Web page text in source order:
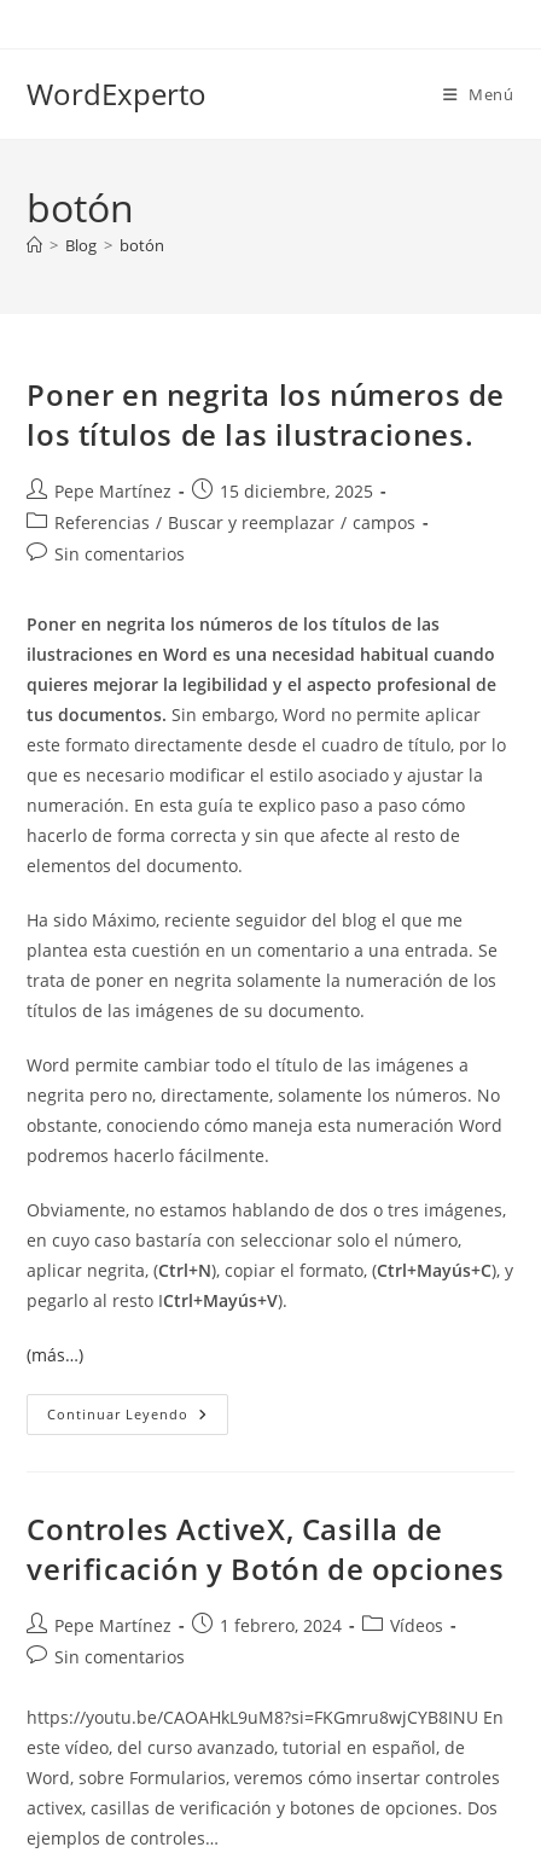
WordExperto Menú
botón
> Blog > botón
Poner en negrita los números de
los títulos de las ilustraciones.
Autor
de
la
entrada:
Pepe Martínez
Publicación
de
15 diciembre, 2025
Categoría
de
Referencias / Buscar y reemplazar / campos
Comentarios
entrada:
Sin comentarios
Poner en negrita los números de los títulos de las
ilustraciones en Word es una necesidad habitual cuando
quieres mejorar la legibilidad y el aspecto profesional de
tus documentos. Sin embargo, Word no permite aplicar
este formato directamente desde el cuadro de título, por lo
que es necesario modificar el estilo asociado y ajustar la
numeración. En esta guía te explico paso a paso cómo
hacerlo de forma correcta y sin que afecte al resto de
elementos del documento.
Ha sido Máximo, reciente seguidor del blog el que me
plantea esta cuestión en un comentario a una entrada. Se
trata de poner en negrita solamente la numeración de los
títulos de las imágenes de su documento.
Word permite cambiar todo el título de las imágenes a
negrita pero no, directamente, solamente los números. No
obstante, conociendo cómo maneja esta numeración Word
podremos hacerlo fácilmente.
Obviamente, no estamos hablando de dos o tres imágenes,
en cuyo caso bastaría con seleccionar solo el número,
aplicar negrita, (Ctrl+N), copiar el formato, (Ctrl+Mayús+C), y
pegarlo al resto ICtrl+Mayús+V).
(más…)
Continuar Leyendo Poner
En
Los
Títulos
Las
Ilustraciones.
Controles ActiveX, Casilla de
verificación y Botón de opciones
Autor
de
Pepe Martínez
Publicación
1 febrero, 2024
Categoría
Vídeos
Comentarios
la
entrada:
Sin comentarios
https://youtu.be/CAOAHkL9uM8?si=FKGmru8wjCYB8INU En
este vídeo, del curso avanzado, tutorial en español, de
Word, sobre Formularios, veremos cómo insertar controles
activex, casillas de verificación y botones de opciones. Dos
ejemplos de controles…